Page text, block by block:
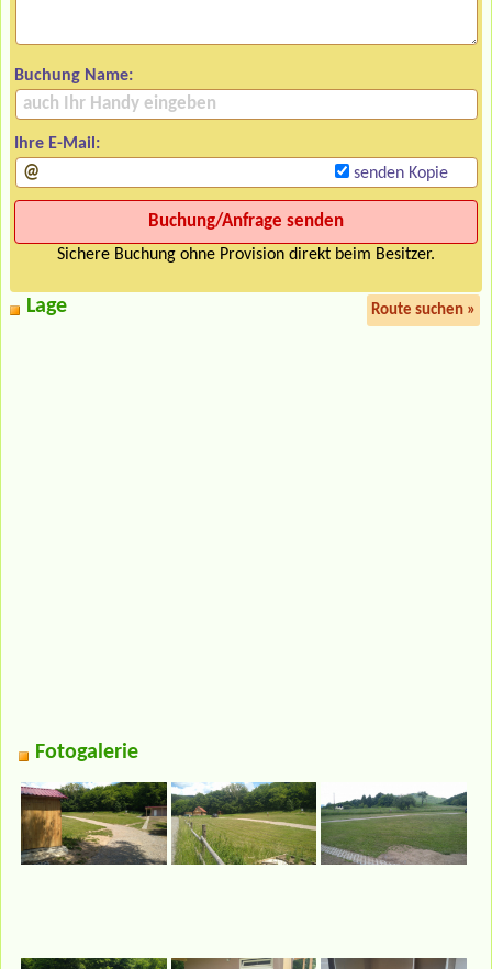
Buchung Name:
Ihre E-Mail:
senden Kopie
Sichere Buchung ohne Provision direkt beim Besitzer.
Lage Route suchen »
Fotogalerie